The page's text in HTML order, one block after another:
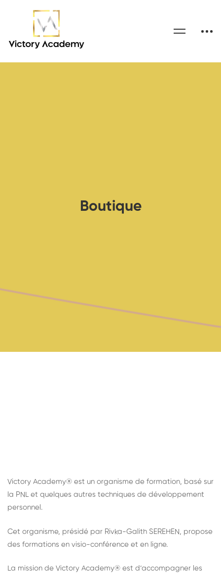
Boutique
Victory Academy® est un organisme de formation, basé sur
la PNL et quelques autres techniques de développement
personnel.
Cet organisme, présidé par Rivka-Galith SEREHEN, propose
des formations en visio-conférence et en ligne.
La mission de Victory Academy® est d’accompagner les